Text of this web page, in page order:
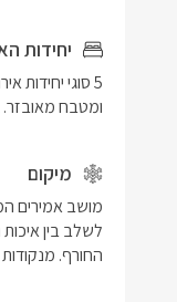
יחידות
ומטבח
מיקום
החורף.